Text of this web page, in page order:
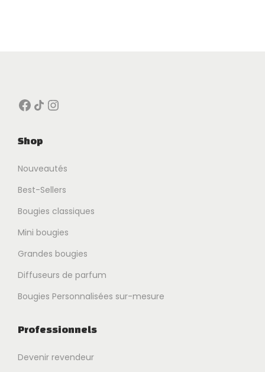
Facebook Icône de partage Instagram
Shop
Nouveautés
Best-Sellers
Bougies classiques
Mini bougies
Grandes bougies
Diffuseurs de parfum
Bougies Personnalisées sur-mesure
Professionnels
Devenir revendeur